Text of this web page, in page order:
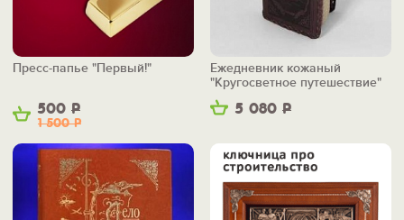
500 Р
1 500Р
Пресс-папье "Первый!"
5 080 Р
Ежедневник кожаный
"Кругосветное путешествие"